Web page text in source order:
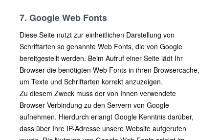
7. Google Web Fonts
Diese Seite nutzt zur einheitlichen Darstellung von
Schriftarten so genannte Web Fonts, die von Google
bereitgestellt werden. Beim Aufruf einer Seite lädt Ihr
Browser die benötigten Web Fonts in ihren Browsercache,
um Texte und Schriftarten korrekt anzuzeigen.
Zu diesem Zweck muss der von Ihnen verwendete
Browser Verbindung zu den Servern von Google
aufnehmen. Hierdurch erlangt Google Kenntnis darüber,
dass über Ihre IP-Adresse unsere Website aufgerufen